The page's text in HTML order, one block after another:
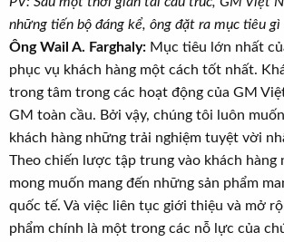
những tiến bộ đáng kể, ông đặt ra mục tiêu
Ông Wail A. Farghaly: Mục tiêu lớn nhất
phục vụ khách hàng một cách tốt nhất.
trong tâm trong các hoạt động của GM
GM toàn cầu. Bởi vậy, chúng tôi luôn
khách hàng những trải nghiệm tuyệt vời
Theo chiến lược tập trung vào khách hàng
mong muốn mang đến những sản phẩm
quốc tế. Và việc liên tục giới thiệu và mở
phẩm chính là một trong các nỗ lực của